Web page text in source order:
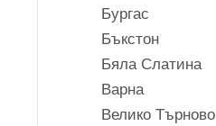
Бургас
Бъкстон
Бяла Слатина
Варна
Велико Търново